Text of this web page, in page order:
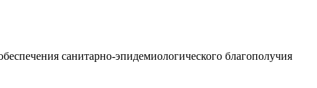
санитарно-эпидемиологического благополучия